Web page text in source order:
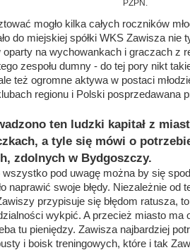
PZPN.
mogło kilka całych roczników
do miejskiej spółki WKS Zawisza nie
oparty na wychowankach i graczach z
zespołu dumny - do tej pory nikt
też ogromne aktywa w postaci
regionu i Polski posprzedawana
ten ludzki kapitał z
, a tyle się mówi o
zdolnych w Bydgoszczy.
wszystko pod uwagę można by się
naprawić swoje błędy. Niezależnie od
przypisuje się błędom ratusza,
wykpić. A przecież miasto ma
tu pieniędzy. Zawisza najbardziej
i boisk treningowych, które i tak